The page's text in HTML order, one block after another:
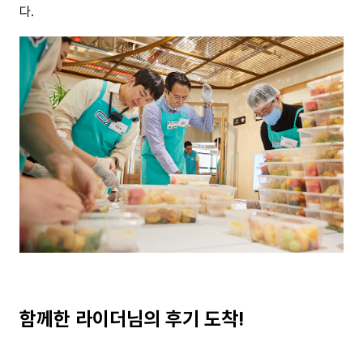
다.
함께한 라이더님의 후기 도착!